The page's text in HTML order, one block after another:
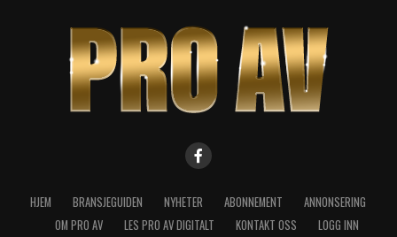
HJEM BRANSJEGUIDEN NYHETER ABONNEMENT
ANNONSERING
OM PRO AV
LES PRO AV DIGITALT KONTAKT OSS LOGG INN